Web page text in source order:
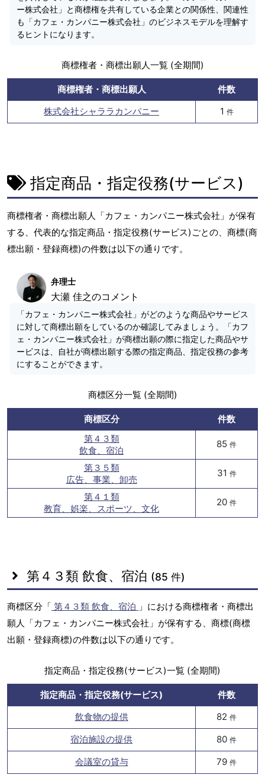
ー株式会社」と商標権を共有している企業との関係性、関連性
も「カフェ・カンパニー株式会社」のビジネスモデルを理解す
るヒントになります。
商標権者・商標出願人一覧 (全期間)
商標権者・商標出願人
件数
株式会社シャララカンパニー
1 件
指定商品・指定役務(サービス)
商標権者・商標出願人「カフェ・カンパニー株式会社」が保有
する、代表的な指定商品・指定役務(サービス)ごとの、商標(商
標出願・登録商標)の件数は以下の通りです。
弁理士
大瀬 佳之のコメント
「カフェ・カンパニー株式会社」がどのような商品やサービス
に対して商標出願をしているのか確認してみましょう。「カフ
ェ・カンパニー株式会社」が商標出願の際に指定した商品やサ
ービスは、自社が商標出願する際の指定商品、指定役務の参考
にすることができます。
商標区分一覧 (全期間)
商標区分
件数
第４３類
飲食、宿泊
85 件
第３５類
広告、事業、卸売
31 件
第４１類
教育、娯楽、スポーツ、文化
20 件
第４３類 飲食、宿泊 (85 件)
商標区分「 第４３類 飲食、宿泊 」における商標権者・商標出
願人「カフェ・カンパニー株式会社」が保有する、商標(商標
出願・登録商標)の件数は以下の通りです。
指定商品・指定役務(サービス)一覧 (全期間)
指定商品・指定役務(サービス)
件数
飲食物の提供
82 件
宿泊施設の提供 80 件
会議室の貸与 79 件